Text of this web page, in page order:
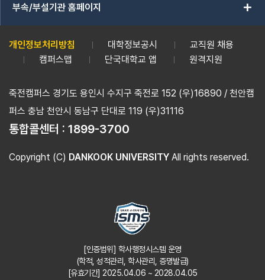
부속/부설기관 홈페이지 add
개인정보처리방침 대학정보공시
교직원 채용
캠퍼스맵
단국대학교 앱 원격지원
죽전캠퍼스 경기도 용인시 수지구 죽전로 152 (우)16890 / 천안캠
퍼스 충남 천안시 동남구 단대로 119 (우)31116
통합콜센터 : 1899-3700
Copyright (C) DANKOOK UNIVERSITY All rights reserved.
[인증범위] 학사행정시스템 운영
(학적, 성적관리, 학사관리, 증명발급)
[유효기간] 2025.04.06 ~ 2028.04.05